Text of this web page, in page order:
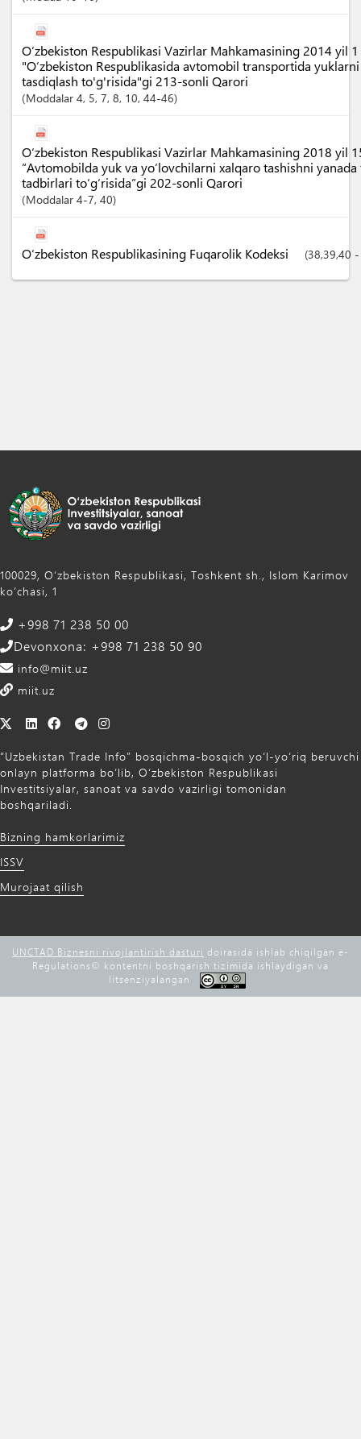
O‘zbekiston Respublikasi Vazirlar Mahkamasining 2014 yil
"O‘zbekiston Respublikasida avtomobil transportida
tasdiqlash to'g'risida"gi 213-sonli Qarori
Moddalar 4, 5, 7, 8, 10, 44-46
O‘zbekiston Respublikasi Vazirlar Mahkamasining 2018 yil
“Avtomobilda yuk va yo‘lovchilarni xalqaro tashishni
tadbirlari to‘g‘risida”gi 202-sonli Qarori
Moddalar 4-7, 40
O‘zbekiston Respublikasining Fuqarolik Kodeksi (38,39,40
100029, Oʻzbekiston Respublikasi, Toshkent sh., Islom Karimov
ko‘chasi, 1
+998 71 238 50 00
Devonxona: +998 71 238 50 90
info@miit.uz
miit.uz
“Uzbekistan Trade Info” bosqichma-bosqich yo‘l-yo‘riq beruvchi
onlayn platforma bo‘lib, O‘zbekiston Respublikasi
Investitsiyalar, sanoat va savdo vazirligi tomonidan
boshqariladi.
Bizning hamkorlarimiz
ISSV
Murojaat qilish
UNCTAD Biznesni rivojlantirish dasturi doirasida ishlab chiqilgan e-
Regulations©️ kontentni boshqarish tizimida ishlaydigan va
litsenziyalangan